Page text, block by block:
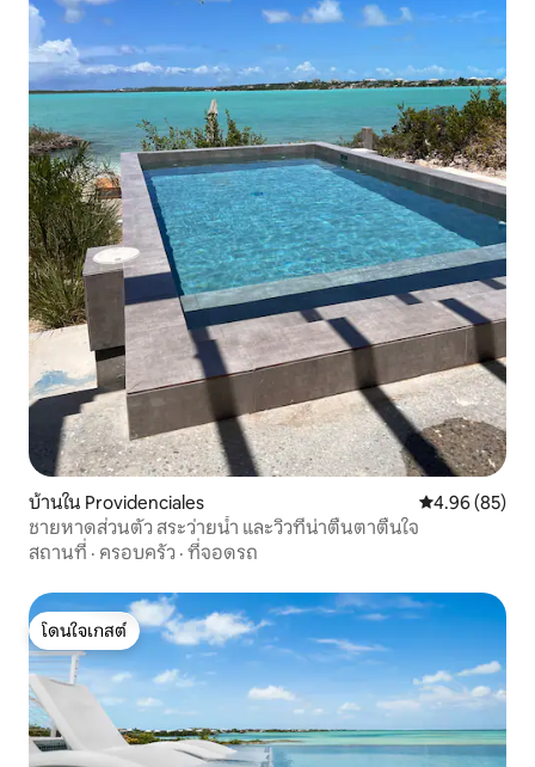
บ้านใน Providenciales คะแนนเฉลี่ย
4.96 (85)
ชายหาดส่วนตัว สระว่ายน้ำ และวิวที่น่าตื่นตาตื่นใจ
สถานที่ · ครอบครัว · ที่จอดรถ
โดนใจเกสต์
โดนใจเกสต์